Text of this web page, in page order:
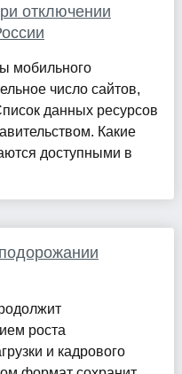
отключении
мобильного
число сайтов,
данных ресурсов
Какие
доступными в
роста
и кадрового